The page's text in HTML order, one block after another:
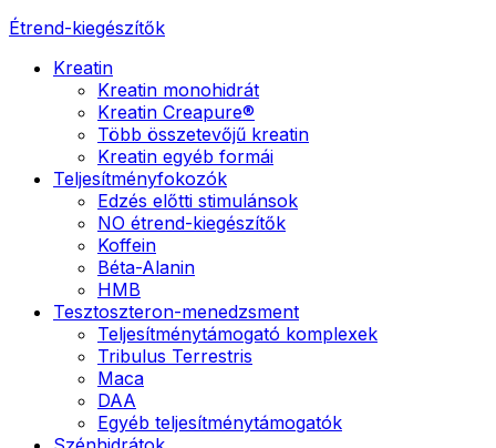
Étrend-kiegészítők
Kreatin
Kreatin monohidrát
Kreatin Creapure®
Több összetevőjű kreatin
Kreatin egyéb formái
Teljesítményfokozók
Edzés előtti stimulánsok
NO étrend-kiegészítők
Koffein
Béta-Alanin
HMB
Tesztoszteron-menedzsment
Teljesítménytámogató komplexek
Tribulus Terrestris
Maca
DAA
Egyéb teljesítménytámogatók